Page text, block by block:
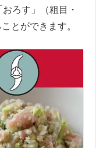
ろす」（粗目・
とができます。